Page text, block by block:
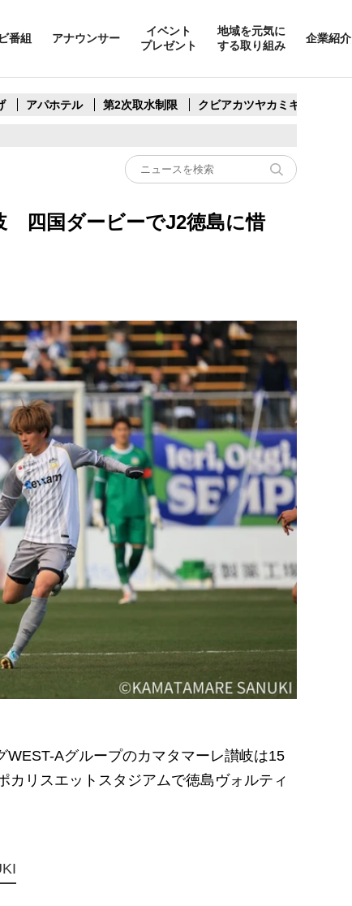
番組 アナウンサー
イベント
プレゼント
地域を元気に
する取り組み
企業紹介
アパホテル 第2次取水制限 クビアカツヤカミキリ
四国ダービーでJ2徳島に惜
Aグループのカマタマーレ讃岐は15
カリスエットスタジアムで徳島ヴォルティ